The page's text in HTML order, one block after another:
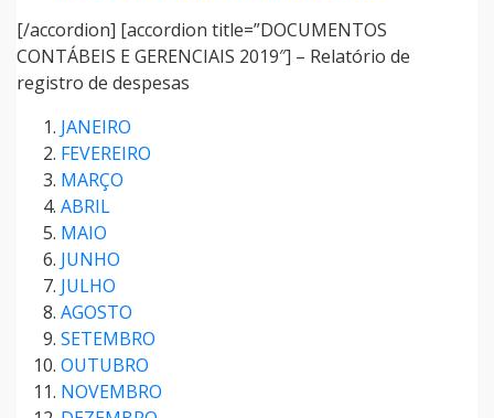
[/accordion] [accordion title=”DOCUMENTOS
CONTÁBEIS E GERENCIAIS 2019″] – Relatório de
registro de despesas
JANEIRO
FEVEREIRO
MARÇO
ABRIL
MAIO
JUNHO
JULHO
AGOSTO
SETEMBRO
OUTUBRO
NOVEMBRO